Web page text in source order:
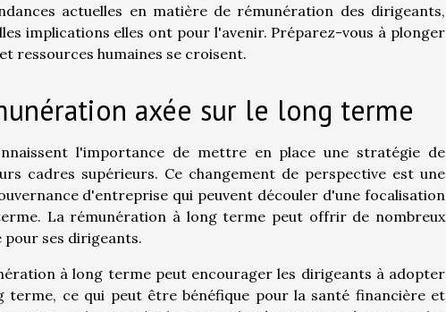
actuelles en matière de rémunération des dirigeants,
implications elles ont pour l'avenir. Préparez-vous à plonger
ressources humaines se croisent.
axée sur le long terme
l'importance de mettre en place une stratégie de
cadres supérieurs. Ce changement de perspective est une
d'entreprise qui peuvent découler d'une focalisation
La rémunération à long terme peut offrir de nombreux
ses dirigeants.
à long terme peut encourager les dirigeants à adopter
terme, ce qui peut être bénéfique pour la santé financière et